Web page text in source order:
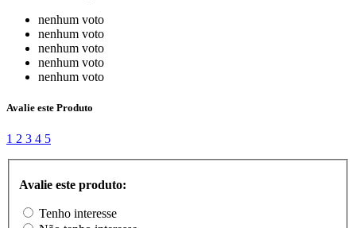
nenhum voto
nenhum voto
nenhum voto
nenhum voto
nenhum voto
Avalie este Produto
1 2 3 4 5
Avalie este produto:
Tenho interesse